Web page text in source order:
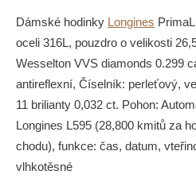
Dámské hodinky Longines
oceli 316L, pouzdro o velikosti
Wesselton VVS diamonds 0.299
antireflexní, Číselník: perleťový,
11 brilianty 0,032 ct. Pohon:
Longines L595 (28,800 kmitů za
chodu), funkce: čas, datum,
vlhkotěsné